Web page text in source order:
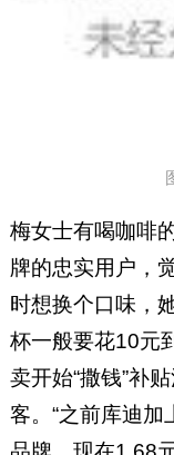
梅女士有喝咖啡
牌的忠实用户，
时想换个口味，
杯一般要花10元
卖开始“撒钱”补
客。“之前库迪